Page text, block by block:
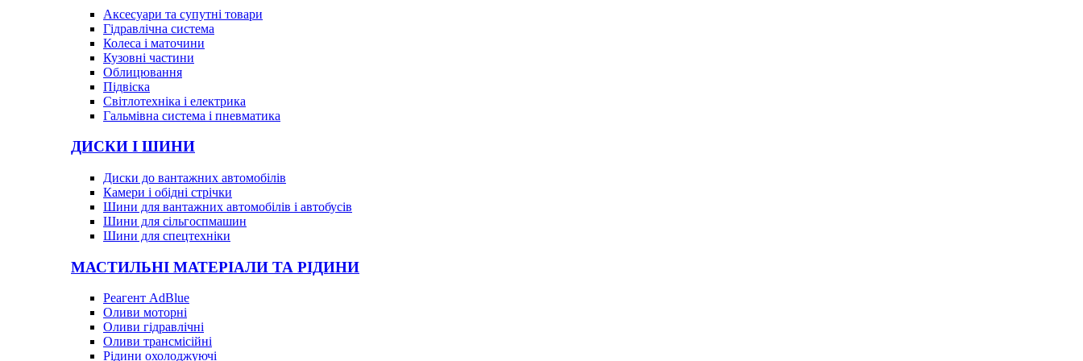
Аксесуари та супутні товари
Гідравлічна система
Колеса і маточини
Кузовні частини
Облицювання
Підвіска
Світлотехніка і електрика
Гальмівна система і пневматика
ДИСКИ І ШИНИ
Диски до вантажних автомобілів
Камери і обідні стрічки
Шини для вантажних автомобілів і автобусів
Шини для сільгоспмашин
Шини для спецтехніки
МАСТИЛЬНІ МАТЕРІАЛИ ТА РІДИНИ
Реагент AdBlue
Оливи моторні
Оливи гідравлічні
Оливи трансмісійні
Рідини охолоджуючі